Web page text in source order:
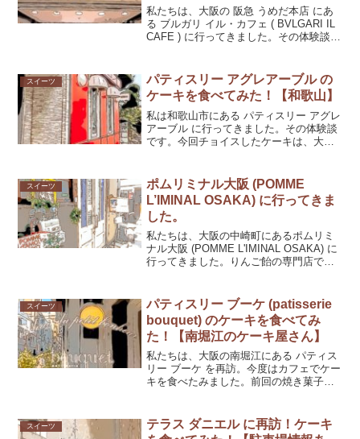
私たちは、大阪の 阪急 うめだ本店 にあ
る ブルガリ イル・カフェ ( BVLGARI IL
CAFE ) に行ってきました。その体験談で
スイーツ
パティスリー アグレアーブル の
ケーキを食べてみた！【和歌山】
私は和歌山市にある パティスリー アグレ
アーブル に行ってきました。その体験談
です。今回チョイスしたケーキは、大人
スイーツ
ポムリミナル大阪 (POMME
L’IMINAL OSAKA) に行ってきま
した。
私たちは、大阪の中崎町にあるポムリミ
ナル大阪 (POMME L'IMINAL OSAKA) に
行ってきました。りんご飴の専門店で
スイーツ
パティスリー ブーケ (patisserie
bouquet) のケーキを食べてみ
た！【南堀江のケーキ屋さん】
私たちは、大阪の南堀江にある パティス
リー ブーケ を再訪。今度はカフェでケー
キを食べたみました。前回の焼き菓子で
っぷり。おいしいケーキでした。
スイーツ
テラス ダニエル に再訪！ケーキ